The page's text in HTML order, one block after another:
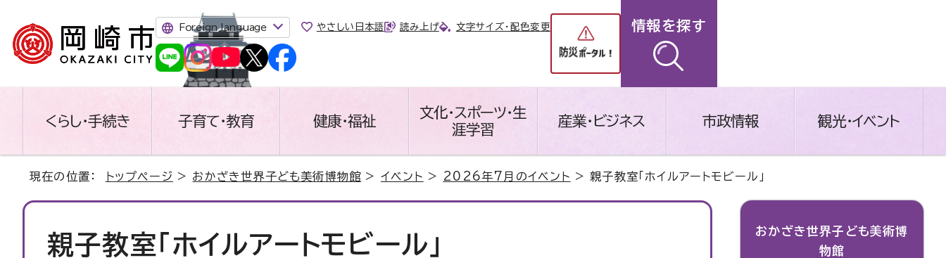
Foreign language やさしい日本語 読み上げ 文字サイズ・配色変更 情報を探す
くらし・手続き 子育て・教育 健康・福祉
文化・スポーツ・生
涯学習
産業・ビジネス 市政情報 観光・イベント
現在の位置： トップページ > おかざき世界子ども美術博物館 > イベント > 2026年7月のイベント > 親子教室「ホイルアートモビール」
親子教室「ホイルアートモビール」
おかざき世界子ども美術博
物館